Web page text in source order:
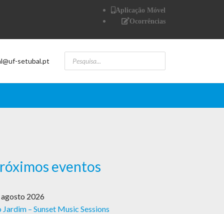
Aplicação Móvel
Ocorrências
setubal.pt
eventos
2026
Jardim – Sunset Music Sessions